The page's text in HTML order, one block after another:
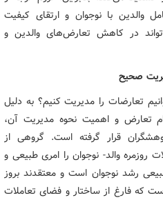
والدین با نوجوان و ارتقای کیفیت
در کاهش تعارض‌های والدین و
صحیح
تعارضات را مدیریت کنیم؟ به دلیل
تعارض و اهمیت نحوه مدیریت آن،
قرار گرفته است. گروهی از
روزمره والد- نوجوان را امری طبیعی و
رشد نوجوان است و معتقدند بروز
که فارغ از ساختار و فضای تعاملات